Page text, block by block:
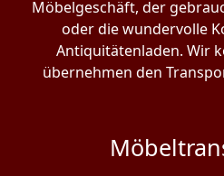
Möbelgeschäft, der
oder die wundervolle
Antiquitätenladen. Wir
übernehmen den